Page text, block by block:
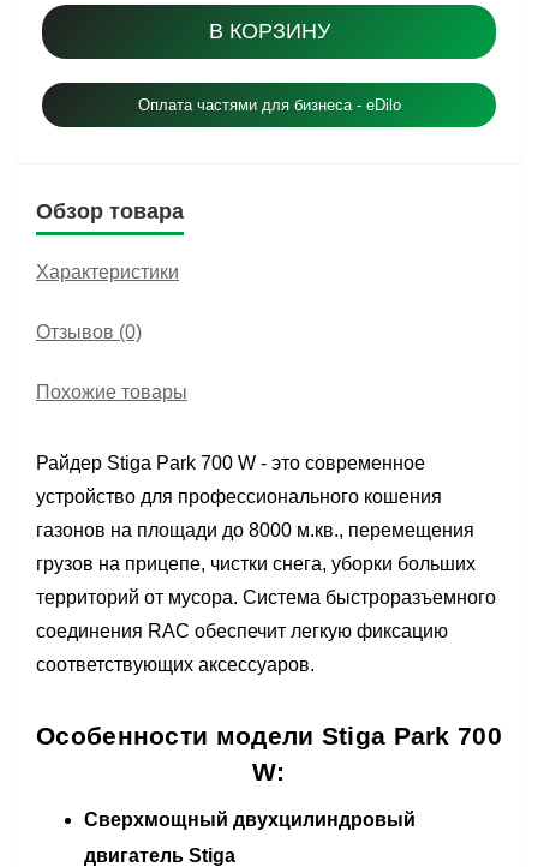
В КОРЗИНУ
Оплата частями для бизнеса - eDilo
Обзор товара
Характеристики
Отзывов (0)
Похожие товары
Райдер Stiga Park 700 W - это современное
устройство для профессионального кошения
газонов на площади до 8000 м.кв., перемещения
грузов на прицепе, чистки снега, уборки больших
территорий от мусора. Система быстроразъемного
соединения RAC обеспечит легкую фиксацию
соответствующих аксессуаров.
Особенности модели Stiga Park 700
W:
Сверхмощный двухцилиндровый
двигатель Stiga